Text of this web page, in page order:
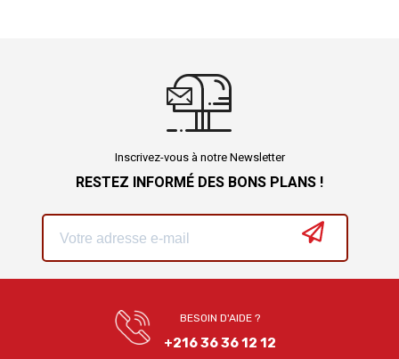
Inscrivez-vous à notre Newsletter
RESTEZ INFORMÉ DES BONS PLANS !
BESOIN D'AIDE ?
+216 36 36 12 12